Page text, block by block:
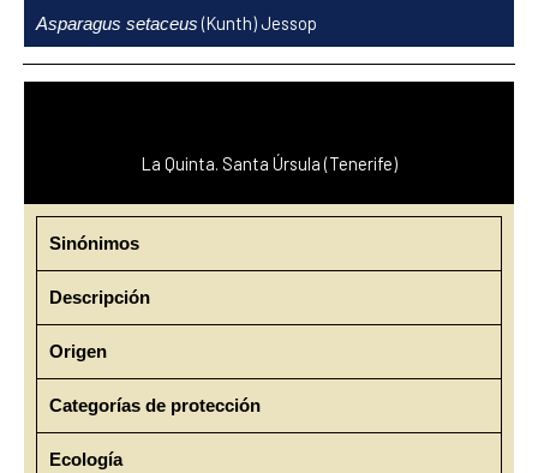
contenido
Asparagus setaceus (Kunth) Jessop
La Quinta. Santa Úrsula (Tenerife)
Sinónimos
Descripción
Origen
Categorías de protección
Ecología